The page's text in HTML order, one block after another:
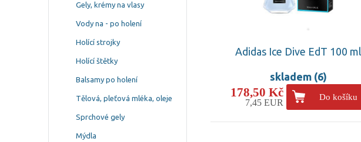
Gely, krémy na vlasy
Vody na - po holení
Holící strojky
Holící štětky
Balsamy po holení
Tělová, pleťová mléka, oleje
Sprchové gely
Mýdla
Adidas Ice Dive EdT 100 ml
skladem (6)
178,50 Kč
7,45 EUR
Do košíku